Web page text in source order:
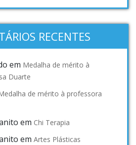
RECENTES
em Medalha de mérito à
Duarte
de mérito à professora
em Chi Terapia
em Artes Plásticas